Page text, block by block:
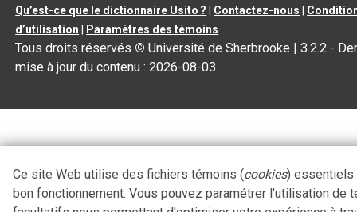
Qu’est-ce que le dictionnaire Usito ? Contactez-nous
d’utilisation
Paramètres des témoins
Tous droits réservés © Université de Sherbrooke |3.2.2 -
mise à jour du contenu :2026-08-03
Ce site Web utilise des fichiers témoins (cookies) essentiels
bon fonctionnement. Vous pouvez paramétrer l'utilisation de